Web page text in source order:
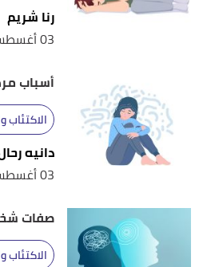
↑
"How Long Should I Be On Antidepressants?"
,
, Retrieved 5/8/2021. Edited.
CHANGE YOUR
, Retrieved 5/8/2021.
Edited.
↑
"Why Aren't My Antidepressants Working?"
,
, Retrieved 5/8/2021. Edited.
رنا شريم
03 أغسطس 2021
أسباب
الاكتئاب
دانيه
03 أغسطس 2021
صفات
الاكتئاب